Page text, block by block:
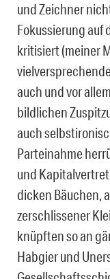
und Zeichner
Fokussierung auf
kritisiert (meiner
auch und vor
bildlichen
auch
Parteinahme
und
dicken Bäuchen,
zerschlissener
knüpften so an
Habgier und